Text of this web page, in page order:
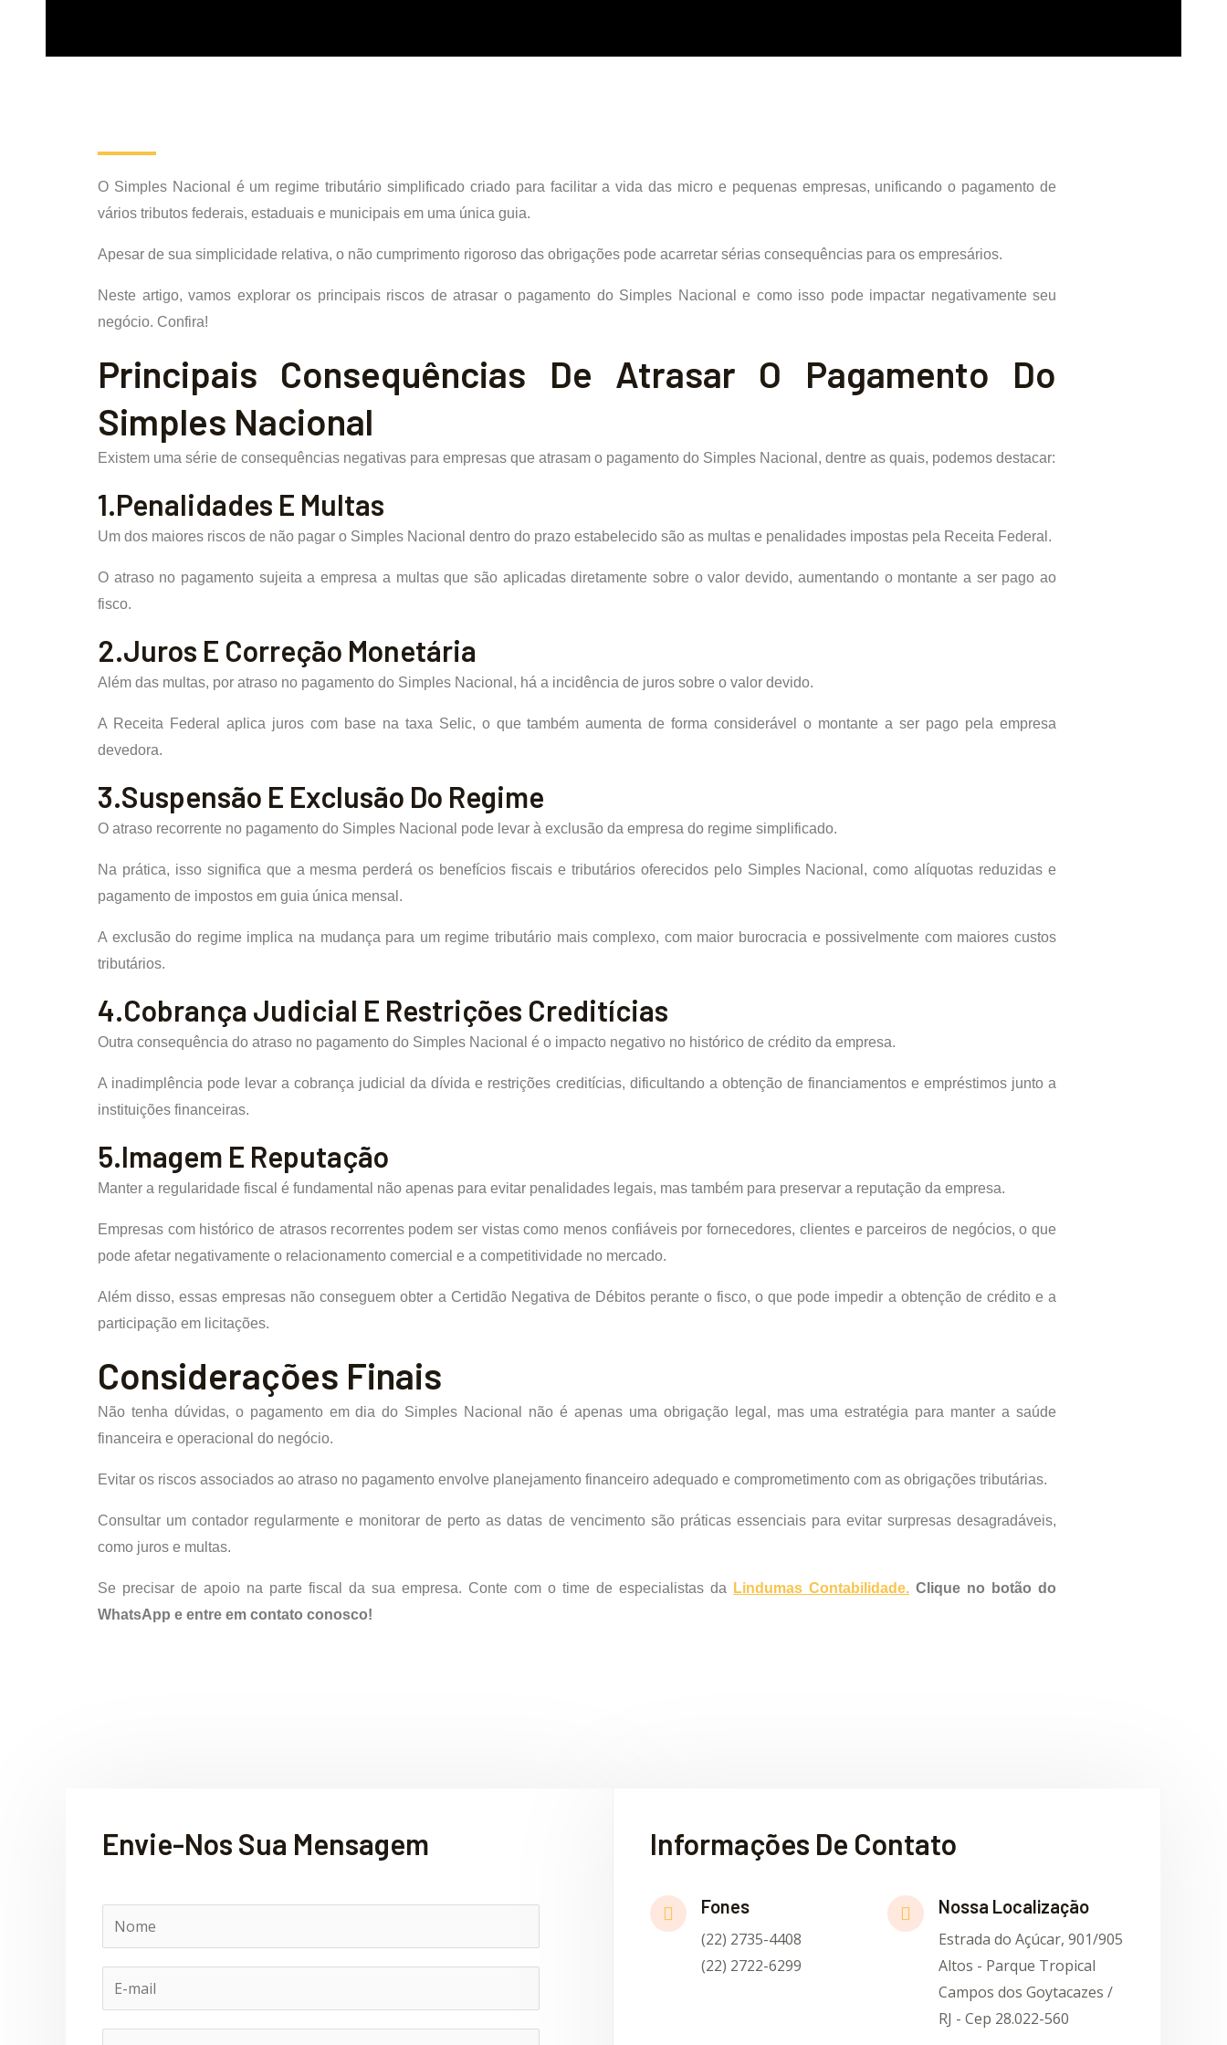
O Simples Nacional é um regime tributário simplificado criado para facilitar a vida das micro e pequenas empresas, unificando o pagamento de
vários tributos federais, estaduais e municipais em uma única guia.
Apesar de sua simplicidade relativa, o não cumprimento rigoroso das obrigações pode acarretar sérias consequências para os empresários.
Neste artigo, vamos explorar os principais riscos de atrasar o pagamento do Simples Nacional e como isso pode impactar negativamente seu
negócio. Confira!
Principais Consequências De Atrasar O Pagamento Do
Simples Nacional
Existem uma série de consequências negativas para empresas que atrasam o pagamento do Simples Nacional, dentre as quais, podemos destacar:
1.Penalidades E Multas
Um dos maiores riscos de não pagar o Simples Nacional dentro do prazo estabelecido são as multas e penalidades impostas pela Receita Federal.
O atraso no pagamento sujeita a empresa a multas que são aplicadas diretamente sobre o valor devido, aumentando o montante a ser pago ao
fisco.
2.Juros E Correção Monetária
Além das multas, por atraso no pagamento do Simples Nacional, há a incidência de juros sobre o valor devido.
A Receita Federal aplica juros com base na taxa Selic, o que também aumenta de forma considerável o montante a ser pago pela empresa
devedora.
3.Suspensão E Exclusão Do Regime
O atraso recorrente no pagamento do Simples Nacional pode levar à exclusão da empresa do regime simplificado.
Na prática, isso significa que a mesma perderá os benefícios fiscais e tributários oferecidos pelo Simples Nacional, como alíquotas reduzidas e
pagamento de impostos em guia única mensal.
A exclusão do regime implica na mudança para um regime tributário mais complexo, com maior burocracia e possivelmente com maiores custos
tributários.
4.Cobrança Judicial E Restrições Creditícias
Outra consequência do atraso no pagamento do Simples Nacional é o impacto negativo no histórico de crédito da empresa.
A inadimplência pode levar a cobrança judicial da dívida e restrições creditícias, dificultando a obtenção de financiamentos e empréstimos junto a
instituições financeiras.
5.Imagem E Reputação
Manter a regularidade fiscal é fundamental não apenas para evitar penalidades legais, mas também para preservar a reputação da empresa.
Empresas com histórico de atrasos recorrentes podem ser vistas como menos confiáveis por fornecedores, clientes e parceiros de negócios, o que
pode afetar negativamente o relacionamento comercial e a competitividade no mercado.
Além disso, essas empresas não conseguem obter a Certidão Negativa de Débitos perante o fisco, o que pode impedir a obtenção de crédito e a
participação em licitações.
Considerações Finais
Não tenha dúvidas, o pagamento em dia do Simples Nacional não é apenas uma obrigação legal, mas uma estratégia para manter a saúde
financeira e operacional do negócio.
Evitar os riscos associados ao atraso no pagamento envolve planejamento financeiro adequado e comprometimento com as obrigações tributárias.
Consultar um contador regularmente e monitorar de perto as datas de vencimento são práticas essenciais para evitar surpresas desagradáveis,
como juros e multas.
Se precisar de apoio na parte fiscal da sua empresa. Conte com o time de especialistas da Lindumas Contabilidade. Clique no botão do
WhatsApp e entre em contato conosco!
Envie-Nos Sua Mensagem
o
m
-
m
Informações De Contato
Fones
(22) 2735-4408
(22) 2722-6299
Nossa Localização
Estrada do Açúcar, 901/905
Altos - Parque Tropical
Campos dos Goytacazes /
RJ - Cep 28.022-560